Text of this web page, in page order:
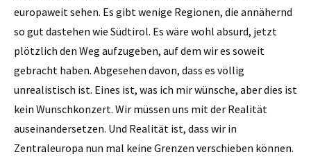
europaweit sehen. Es gibt wenige Regionen, die annähernd
so gut dastehen wie Südtirol. Es wäre wohl absurd, jetzt
plötzlich den Weg aufzugeben, auf dem wir es soweit
gebracht haben. Abgesehen davon, dass es völlig
unrealistisch ist. Eines ist, was ich mir wünsche, aber dies ist
kein Wunschkonzert. Wir müssen uns mit der Realität
auseinandersetzen. Und Realität ist, dass wir in
Zentraleuropa nun mal keine Grenzen verschieben können.